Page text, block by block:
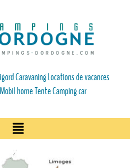
Caravaning Locations de vacances
home Tente Camping car